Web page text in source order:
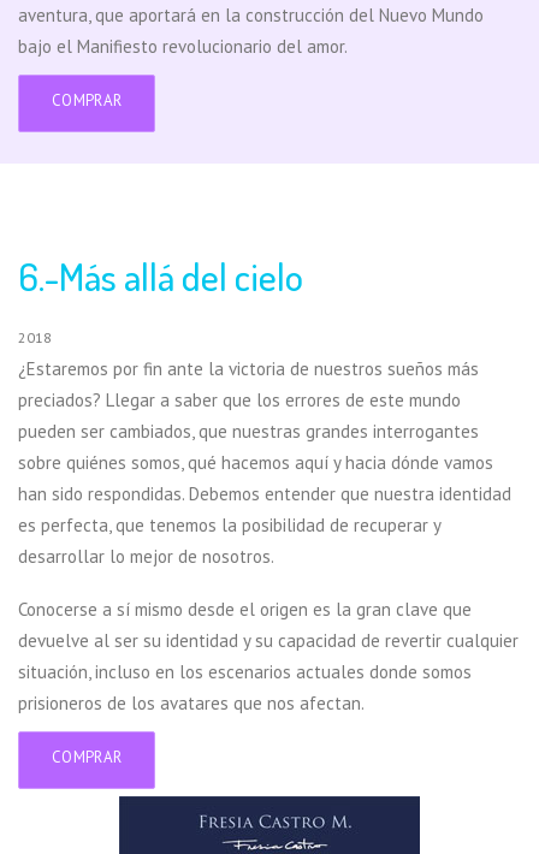
aventura, que aportará en la construcción del Nuevo Mundo
bajo el Manifiesto revolucionario del amor.
COMPRAR
6.-Más allá del cielo
2018
¿Estaremos por fin ante la victoria de nuestros sueños más
preciados? Llegar a saber que los errores de este mundo
pueden ser cambiados, que nuestras grandes interrogantes
sobre quiénes somos, qué hacemos aquí y hacia dónde vamos
han sido respondidas. Debemos entender que nuestra identidad
es perfecta, que tenemos la posibilidad de recuperar y
desarrollar lo mejor de nosotros.
Conocerse a sí mismo desde el origen es la gran clave que
devuelve al ser su identidad y su capacidad de revertir cualquier
situación, incluso en los escenarios actuales donde somos
prisioneros de los avatares que nos afectan.
COMPRAR